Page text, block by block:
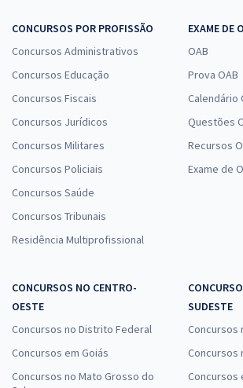
CONCURSOS POR PROFISSÃO
Concursos Administrativos
Concursos Educação
Concursos Fiscais
Concursos Jurídicos
Concursos Militares
Concursos Policiais
Concursos Saúde
Concursos Tribunais
Residência Multiprofissional
EXAME DE
OAB
Prova OAB
Calendário
Questões
Recursos
Exame de
CONCURSOS NO CENTRO-
OESTE
Concursos no Distrito Federal
Concursos em Goiás
Concursos no Mato Grosso do
SUDESTE
Concursos
Concursos
Concursos